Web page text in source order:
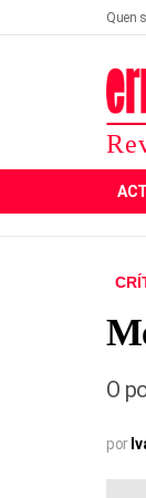
Quen
O
por